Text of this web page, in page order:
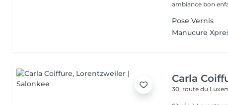
ambiance bon
Pose Vernis
Manucure
Carla
30, route du